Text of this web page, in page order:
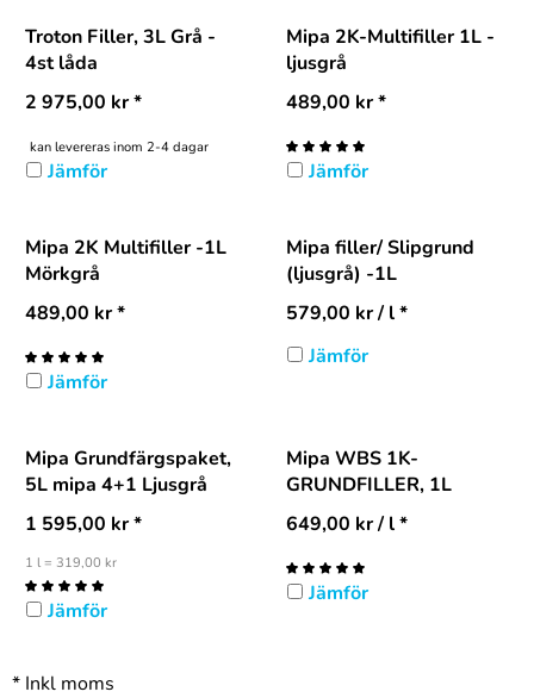
Troton Filler, 3L Grå -
4st låda
2 975,00 kr*
kan levereras inom 2-4 dagar
Jämför
Mipa 2K-Multifiller 1L -
ljusgrå
489,00 kr*
Jämför
Mipa 2K Multifiller -1L
Mörkgrå
489,00 kr*
Jämför
Mipa filler/ Slipgrund
(ljusgrå) -1L
579,00 kr/ l *
Jämför
Mipa Grundfärgspaket,
5L mipa 4+1 Ljusgrå
1 595,00 kr*
1 l = 319,00 kr
Jämför
Mipa WBS 1K-
GRUNDFILLER, 1L
649,00 kr/ l *
Jämför
* Inkl moms